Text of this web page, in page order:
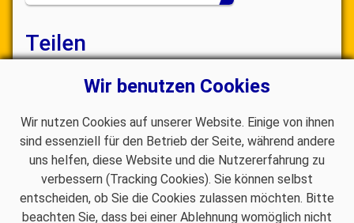
Teilen
FacebookInstagramWhatsApp
Wir benutzen Cookies
Wir nutzen Cookies auf unserer Website. Einige von ihnen
sind essenziell für den Betrieb der Seite, während andere
uns helfen, diese Website und die Nutzererfahrung zu
verbessern (Tracking Cookies). Sie können selbst
entscheiden, ob Sie die Cookies zulassen möchten. Bitte
beachten Sie, dass bei einer Ablehnung womöglich nicht